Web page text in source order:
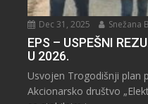
Dec 31, 2025 Snežana
EPS – USPEŠNI
U 2026.
Usvojen Trogodišnji plan
Akcionarsko društvo